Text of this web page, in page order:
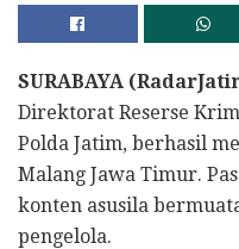
SURABAYA
Direktorat Reserse
Polda Jatim, berhasil
Malang Jawa Timur.
konten asusila
pengelola.